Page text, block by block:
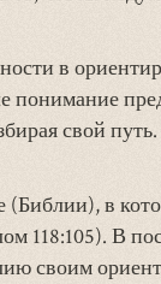
в
свой
в
118:105). В
своим